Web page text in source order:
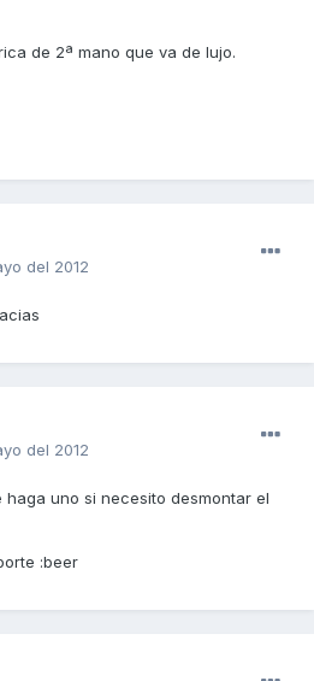
de 2ª mano que va de lujo.
del 2012
del 2012
haga uno si necesito desmontar el
:beer